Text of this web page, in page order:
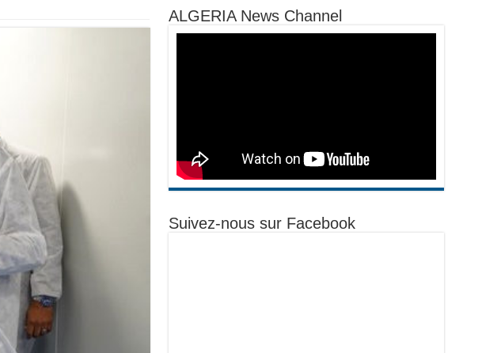
ALGERIA News Channel
Suivez-nous sur Facebook